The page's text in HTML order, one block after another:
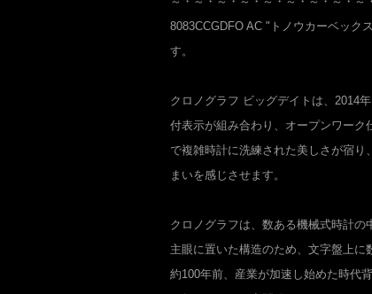
8083CCGDFO AC "トノウカーベック
す。
クロノグラフ ビッグデイトは、2014
付表示が組み合わり、オープンワーク
で複雑時計に洗練された美しさが宿
まいを感じさせます。
クロノグラフは、数ある機械式時計の
主眼に置いた構造のため、文字盤上に
約100年前、産業が加速し始めた時代